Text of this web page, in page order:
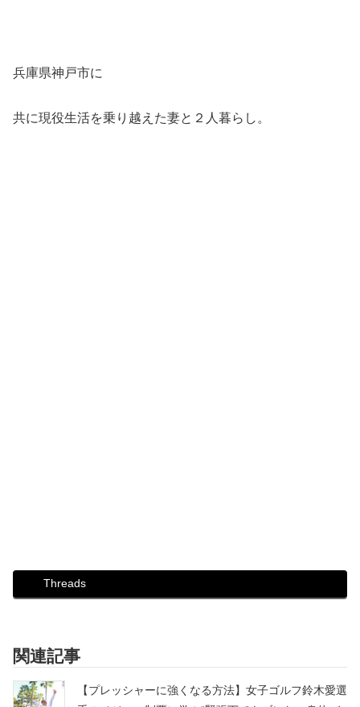
兵庫県神戸市に
共に現役生活を乗り越えた妻と２人暮らし。
Threads
関連記事
【プレッシャーに強くなる方法】女子ゴルフ鈴木愛選